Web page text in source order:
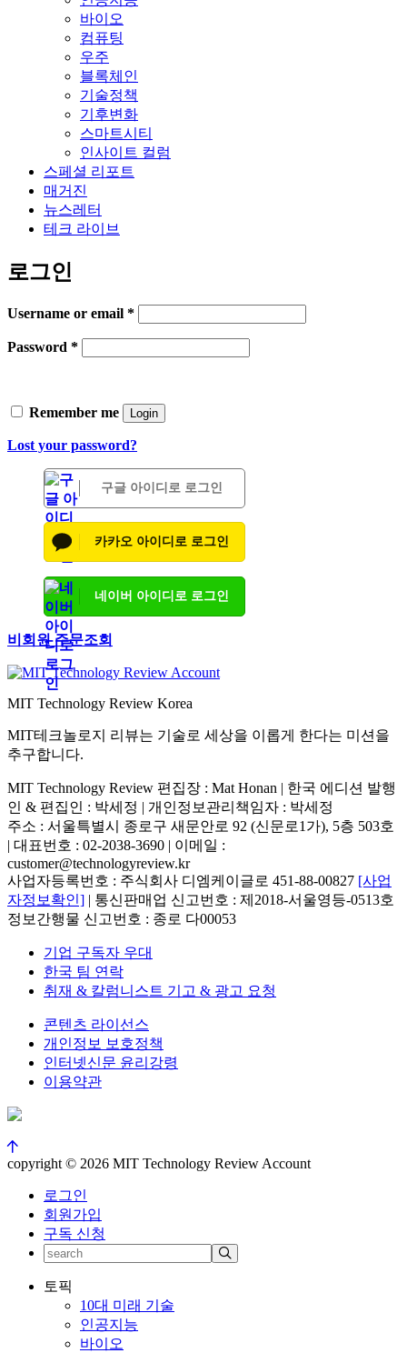
바이오
컴퓨팅
우주
블록체인
기술정책
기후변화
스마트시티
인사이트 컬럼
스페셜 리포트
매거진
뉴스레터
테크 라이브
로그인
Username or email *
Password *
Remember me Login
Lost your password?
구글 아이디로 로그인
카카오 아이디로 로그인
네이버 아이디로 로그인
비회원 주문조회
MIT Technology Review Korea
MIT테크놀로지 리뷰는 기술로 세상을 이롭게 한다는 미션을
추구합니다.
MIT Technology Review 편집장 : Mat Honan | 한국 에디션 발행
인 & 편집인 : 박세정 | 개인정보관리책임자 : 박세정
주소 : 서울특별시 종로구 새문안로 92 (신문로1가), 5층 503호
| 대표번호 : 02-2038-3690 | 이메일 :
customer@technologyreview.kr
사업자등록번호 : 주식회사 디엠케이글로 451-88-00827 [사업
자정보확인] | 통신판매업 신고번호 : 제2018-서울영등-0513호
정보간행물 신고번호 : 종로 다00053
기업 구독자 우대
한국 팀 연락
취재 & 칼럼니스트 기고 & 광고 요청
콘텐츠 라이선스
개인정보 보호정책
인터넷신문 윤리강령
이용약관
copyright © 2026 MIT Technology Review Account
로그인
회원가입
구독 신청
토픽
10대 미래 기술
인공지능
바이오